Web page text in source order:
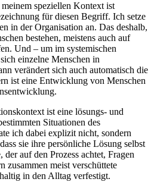
speziellen Kontext ist
für diesen Begriff. Ich setze
in der Organisation an. Das deshalb,
bestehen, meistens auch auf
Und – um im systemischen
einzelne Menschen in
verändert sich auch automatisch die
ist eine Entwicklung von Menschen
ist eine lösungs- und
Situationen des
ich dabei explizit nicht, sondern
sie ihre persönliche Lösung selbst
auf den Prozess achtet, Fragen
zusammen meist verschüttete
in den Alltag verfestigt.